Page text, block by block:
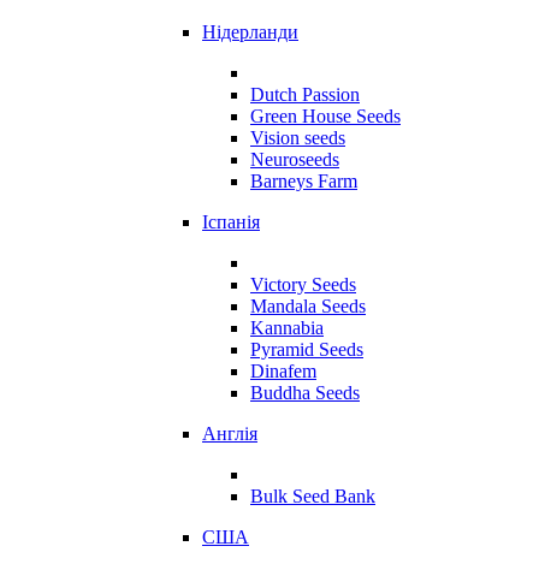
Нідерланди
Dutch Passion
Green House Seeds
Vision seeds
Neuroseeds
Barneys Farm
Іспанія
Victory Seeds
Mandala Seeds
Kannabia
Pyramid Seeds
Dinafem
Buddha Seeds
Англія
Bulk Seed Bank
США